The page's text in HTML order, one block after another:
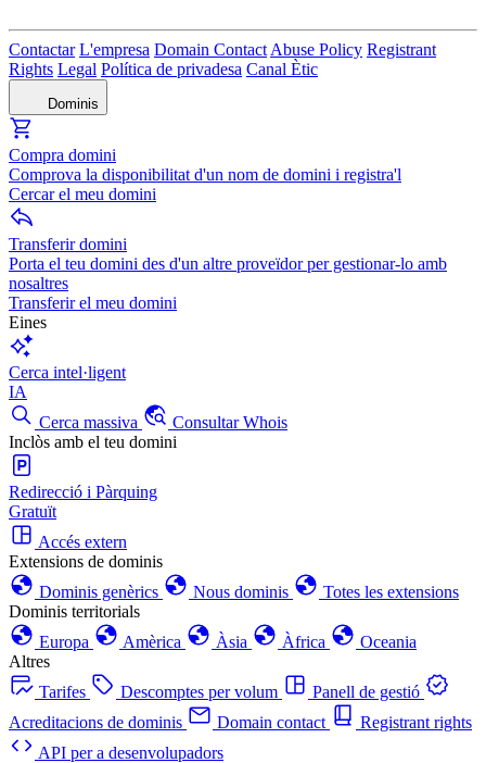
Contactar L'empresa Domain Contact Abuse Policy Registrant
Rights Legal Política de privadesa Canal Ètic
Dominis
Compra domini
Comprova la disponibilitat d'un nom de domini i registra'l
Cercar el meu domini
Transferir domini
Porta el teu domini des d'un altre proveïdor per gestionar-lo amb
nosaltres
Transferir el meu domini
Eines
Cerca intel·ligent
IA
Cerca massiva
Consultar Whois
Inclòs amb el teu domini
Redirecció i Pàrquing
Gratuït
Accés extern
Extensions de dominis
Dominis genèrics
Nous dominis
Totes les extensions
Dominis territorials
Europa
Amèrica Àsia Àfrica
Oceania
Altres
Tarifes
Descomptes per volum
Panell de gestió
Acreditacions de dominis
Domain contact
Registrant rights
API per a desenvolupadors